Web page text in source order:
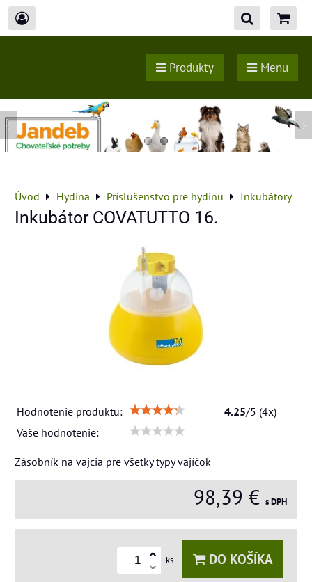
Produkty Menu
Úvod Hydina Príslušenstvo pre hydinu Inkubátory
Inkubátor COVATUTTO 16.
Hodnotenie produktu: 4.25/5 (4x)
Vaše hodnotenie:
Zásobník na vajcia pre všetky typy vajíčok
98,39 € s DPH
ks DO KOŠÍKA